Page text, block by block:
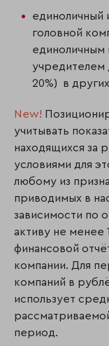
единоличный
головной
единоличным
20%) в
New!
учитывать
находящихся за
условиями для
любому из
приводимых в
зависимости по
активу не менее
финансовой
компании. Для
компаний в
использует
период.